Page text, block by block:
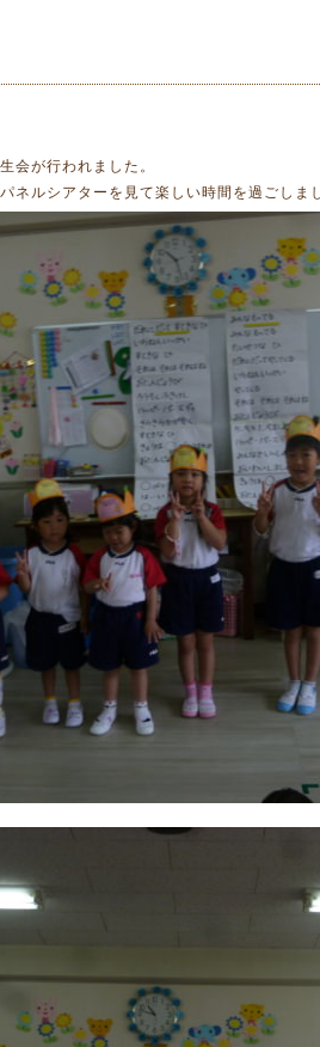
会が行われました。
ネルシアターを見て楽しい時間を過ごしま